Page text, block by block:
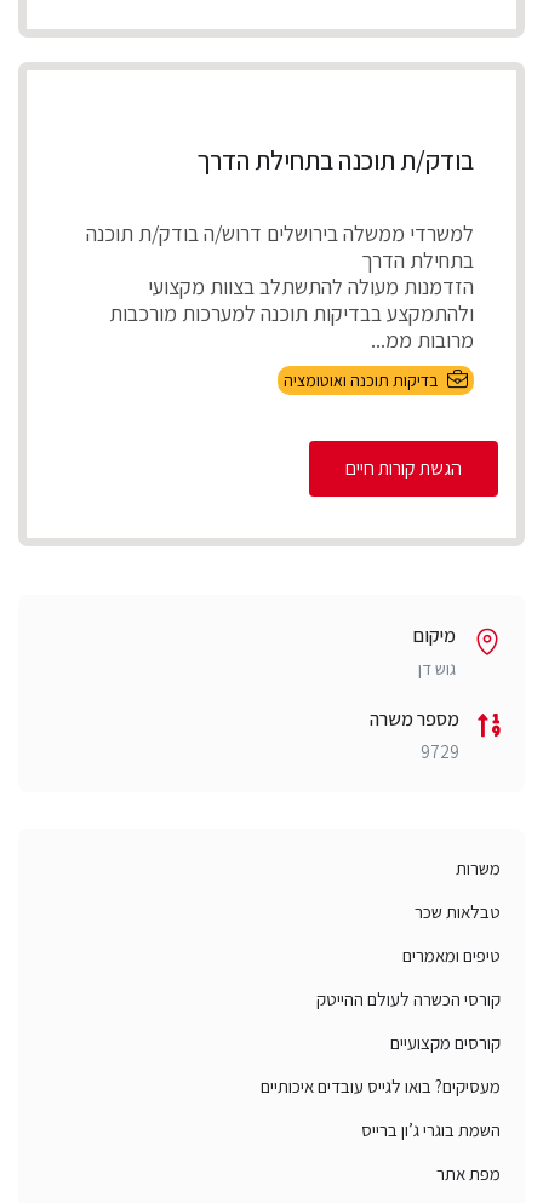
בודק/ת תוכנה בתחילת הדרך
למשרדי ממשלה בירושלים דרוש/ה בודק/ת תוכנה
בתחילת הדרך
הזדמנות מעולה להתשתלב בצוות מקצועי
ולהתמקצע בבדיקות תוכנה למערכות מורכבות
מרובות ממ...
בדיקות תוכנה ואוטומציה
הגשת קורות חיים
מיקום
גוש דן
מספר משרה
9729
משרות
טבלאות שכר
טיפים ומאמרים
קורסי הכשרה לעולם ההייטק
קורסים מקצועיים
מעסיקים? בואו לגייס עובדים איכותיים
השמת בוגרי ג’ון ברייס
מפת אתר